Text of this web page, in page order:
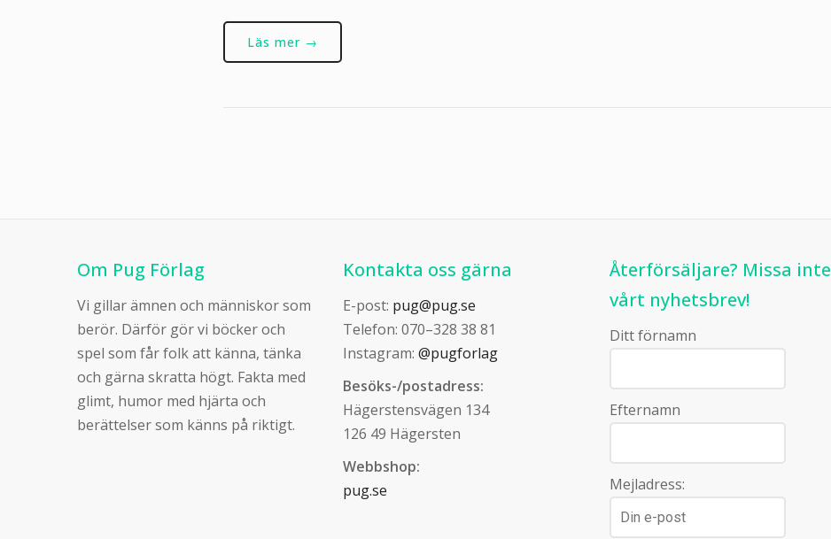
Läs mer →
Om Pug Förlag
Vi gillar ämnen och människor som
berör. Därför gör vi böcker och
spel som får folk att känna, tänka
och gärna skratta högt. Fakta med
glimt, humor med hjärta och
berättelser som känns på riktigt.
Kontakta oss gärna
E-post: pug@pug.se
Telefon: 070–328 38 81
Instagram:@pugforlag
Besöks-/postadress:
Hägerstensvägen 134
126 49 Hägersten
Webbshop:
pug.se
Återförsäljare? Missa inte
vårt nyhetsbrev!
Ditt förnamn
Efternamn
Mejladress: